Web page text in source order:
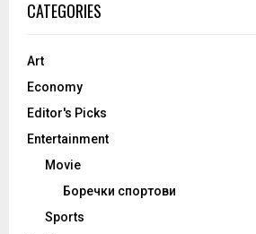
CATEGORIES
Art
Economy
Editor's Picks
Entertainment
Movie
Боречки спортови
Sports